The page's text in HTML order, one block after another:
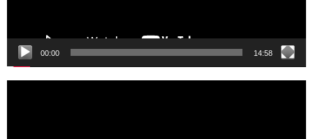
00:00 14:58